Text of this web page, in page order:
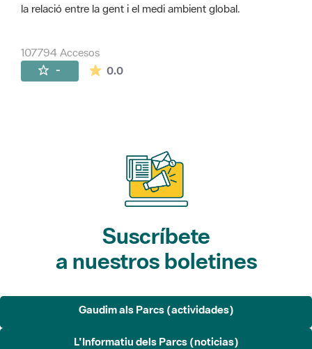
la relació entre la gent i el medi ambient global.
107794 Accesos
- 0.0La valoración media es de 0 estrellas de
Suscríbete
a nuestros boletines
Gaudim als Parcs (actividades)
L'Informatiu dels Parcs (noticias)